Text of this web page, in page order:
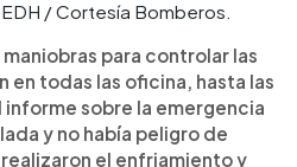
/ Cortesía Bomberos.
para controlar las
en todas las oficina, hasta las
informe sobre la emergencia
y no había peligro de
el enfriamiento y